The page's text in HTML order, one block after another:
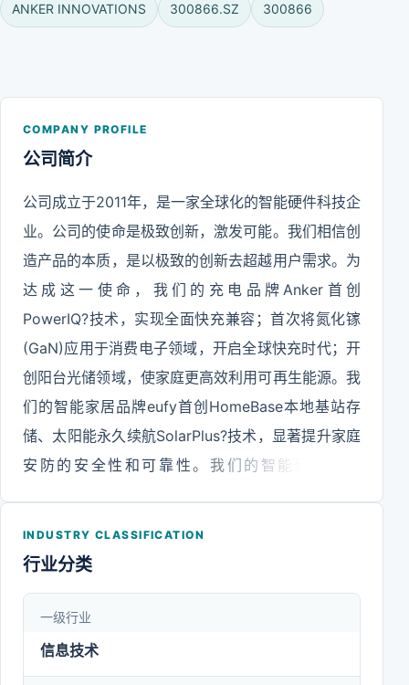
ANKER INNOVATIONS 300866.SZ 300866
COMPANY PROFILE
公司简介
公司成立于2011年，是一家全球化的智能硬件科技企
业。公司的使命是极致创新，激发可能。我们相信创
造产品的本质，是以极致的创新去超越用户需求。为
达成这一使命，我们的充电品牌Anker首创
PowerIQ?技术，实现全面快充兼容；首次将氮化镓
(GaN)应用于消费电子领域，开启全球快充时代；开
创阳台光储领域，使家庭更高效利用可再生能源。我
们的智能家居品牌eufy首创HomeBase本地基站存
储、太阳能永久续航SolarPlus?技术，显著提升家庭
安防的安全性和可靠性。我们的智能影音品牌
成立以来，公司不断创造出深受全球消费者喜爱的科
新，将下一个人类理想的产品带给全世界。
INDUSTRY CLASSIFICATION
行业分类
一级行业
信息技术